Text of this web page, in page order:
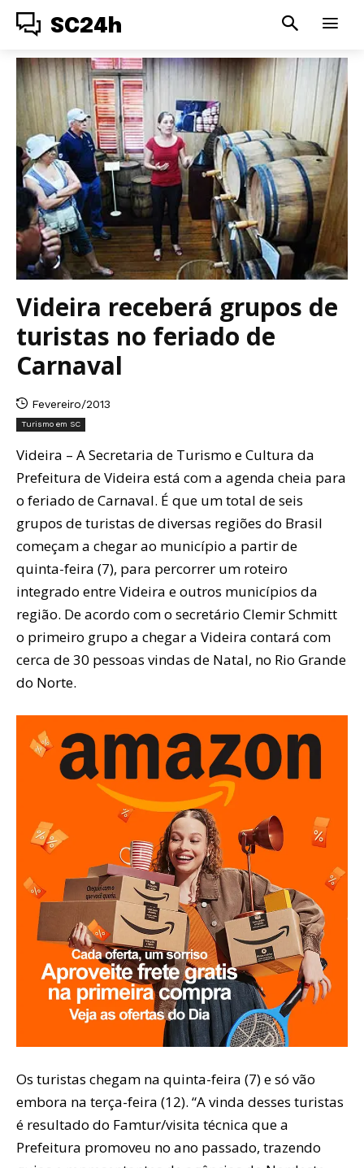
SC24h
Videira receberá grupos de
turistas no feriado de
Carnaval
Fevereiro/2013
Turismo em SC
Videira – A Secretaria de Turismo e Cultura da
Prefeitura de Videira está com a agenda cheia para
o feriado de Carnaval. É que um total de seis
grupos de turistas de diversas regiões do Brasil
começam a chegar ao município a partir de
quinta-feira (7), para percorrer um roteiro
integrado entre Videira e outros municípios da
região. De acordo com o secretário Clemir Schmitt
o primeiro grupo a chegar a Videira contará com
cerca de 30 pessoas vindas de Natal, no Rio Grande
do Norte.
Os turistas chegam na quinta-feira (7) e só vão
embora na terça-feira (12). “A vinda desses turistas
é resultado do Famtur/visita técnica que a
Prefeitura promoveu no ano passado, trazendo